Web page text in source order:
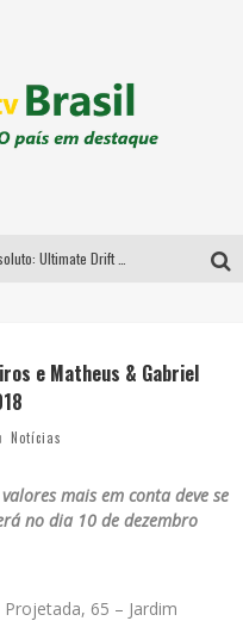
e Matheus & Gabriel
Notícias
mais em conta deve se
no dia 10 de dezembro
Projetada, 65 – Jardim